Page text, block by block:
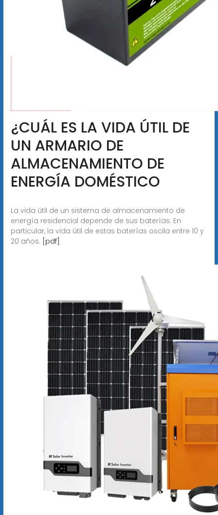
¿CUÁL ES LA VIDA ÚTIL DE
UN ARMARIO DE
ALMACENAMIENTO DE
ENERGÍA DOMÉSTICO
La vida útil de un sistema de almacenamiento de
energía residencial depende de sus baterías. En
particular, la vida útil de estas baterías oscila entre 10 y
20 años. [pdf]